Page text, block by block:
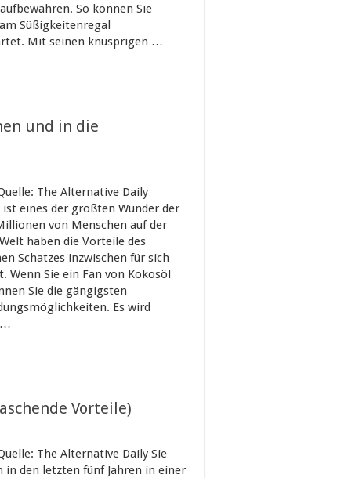
So können Sie
Süßigkeitenregal
Mit seinen knusprigen …
und in die
The Alternative Daily
ist eines der größten Wunder der
von Menschen auf der
haben die Vorteile des
Schatzes inzwischen für sich
Wenn Sie ein Fan von Kokosöl
Sie die gängigsten
Es wird
…
Vorteile)
The Alternative Daily Sie
in den letzten fünf Jahren in einer